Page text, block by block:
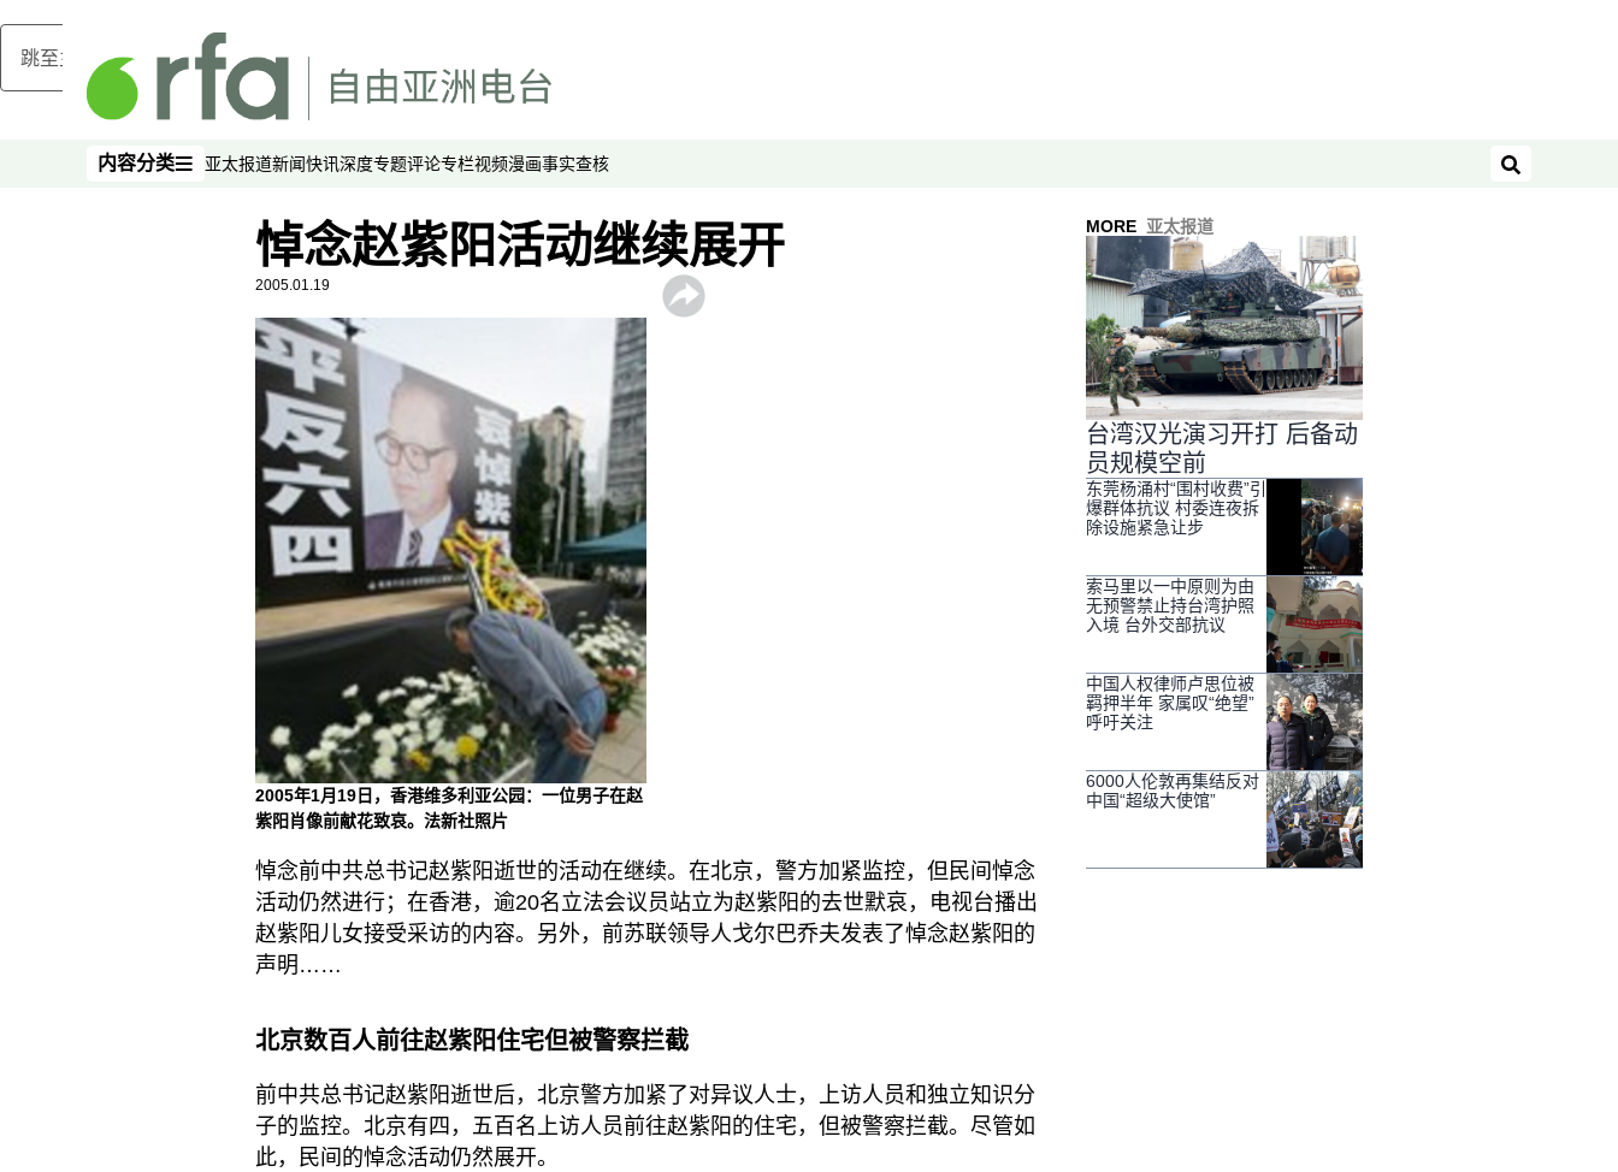
跳至主内容
内容分类
内容分类 亚太报道新闻快讯深度专题评论专栏视频漫画事实查核
搜索
悼念赵紫阳活动继续展开
2005.01.19
2005年1月19日，香港维多利亚公园：一位男子在赵
紫阳肖像前献花致哀。法新社照片
悼念前中共总书记赵紫阳逝世的活动在继续。在北京，警方加紧监控，但民间悼念
活动仍然进行；在香港，逾20名立法会议员站立为赵紫阳的去世默哀，电视台播出
赵紫阳儿女接受采访的内容。另外，前苏联领导人戈尔巴乔夫发表了悼念赵紫阳的
声明……
北京数百人前往赵紫阳住宅但被警察拦截
前中共总书记赵紫阳逝世后，北京警方加紧了对异议人士，上访人员和独立知识分
子的监控。北京有四，五百名上访人员前往赵紫阳的住宅，但被警察拦截。尽管如
此，民间的悼念活动仍然展开。
MORE 亚太报道
台湾汉光演习开打 后备动
员规模空前
东莞杨涌村“围村收费”引
爆群体抗议 村委连夜拆
除设施紧急让步
索马里以一中原则为由
无预警禁止持台湾护照
入境 台外交部抗议
中国人权律师卢思位被
羁押半年 家属叹“绝望”
呼吁关注
6000人伦敦再集结反对
中国“超级大使馆”